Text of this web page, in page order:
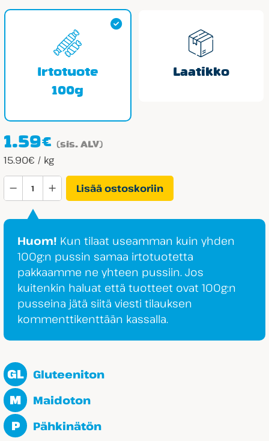
14.65€
Irtotuote
100g
Laatikko
1.59€ (sis. ALV)
15.90€ / kg
Aroma
Klockor
Lakrits
määrä
Lisää ostoskoriin
Huom! Kun tilaat useamman kuin yhden
100g:n pussin samaa irtotuotetta
pakkaamme ne yhteen pussiin. Jos
kuitenkin haluat että tuotteet ovat 100g:n
pusseina jätä siitä viesti tilauksen
kommenttikenttään kassalla.
GL Gluteeniton
M Maidoton
P Pähkinätön